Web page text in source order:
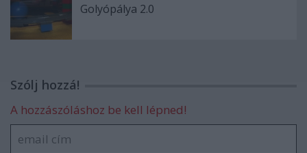
Golyópálya 2.0
Szólj hozzá!
A hozzászóláshoz be kell lépned!